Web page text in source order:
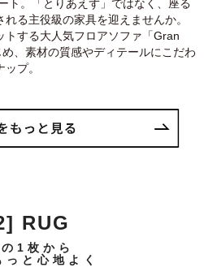
ト。「とりあえず」ではなく、座る
る主役級の家具を迎えませんか。
する大人気フロアソファ「Gran
、素材の質感やディテールにこだわ
プ。
RUG
1枚から
っと心地よく